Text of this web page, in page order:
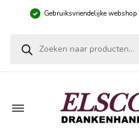
Gebruiksvriendelijke webshop